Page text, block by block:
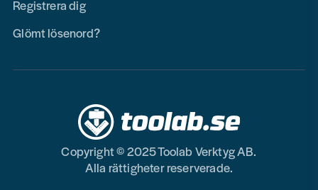
Registrera dig
Glömt lösenord?
Copyright © 2025 Toolab Verktyg AB.
Alla rättigheter reserverade.